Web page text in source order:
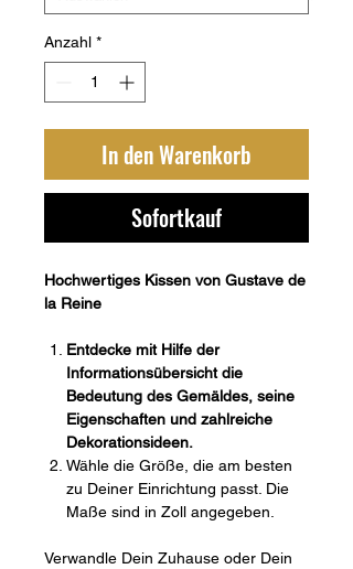
Anzahl *
In den Warenkorb
Sofortkauf
Hochwertiges Kissen von Gustave de
la Reine
Entdecke mit Hilfe der
Informationsübersicht die
Bedeutung des Gemäldes, seine
Eigenschaften und zahlreiche
Dekorationsideen.
Wähle die Größe, die am besten
zu Deiner Einrichtung passt. Die
Maße sind in Zoll angegeben.
Verwandle Dein Zuhause oder Dein